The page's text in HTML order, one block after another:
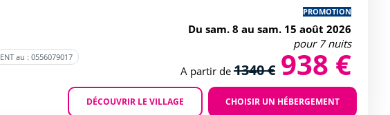
au : 0556079017
PROMOTION
Du sam. 8 au sam. 15 août 2026
pour 7 nuits
A partir de 1340 € 938 €
DÉCOUVRIR LE VILLAGE CHOISIR UN HÉBERGEMENT